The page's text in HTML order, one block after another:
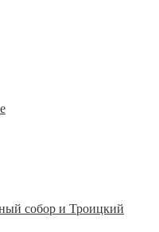
собор и Троицкий